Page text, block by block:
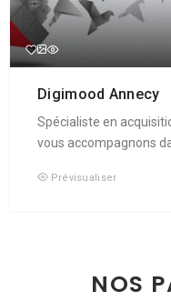
Digimood Annecy
Spécialiste en
vous accompagnons
Prévisualiser
NOS